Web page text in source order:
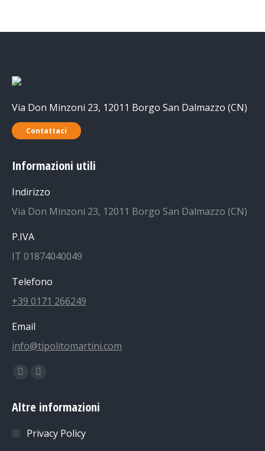
Via Don Minzoni 23, 12011 Borgo San Dalmazzo (CN)
Contattaci
Informazioni utili
Indirizzo
Via Don Minzoni 23, 12011 Borgo San Dalmazzo (CN)
P.IVA
IT 01874040049
Telefono
+39 0171 266249
Email
info@tipolitomartini.com
Find us on:
Facebook
opens
new
Instagram
opens
new
Altre informazioni
Privacy Policy